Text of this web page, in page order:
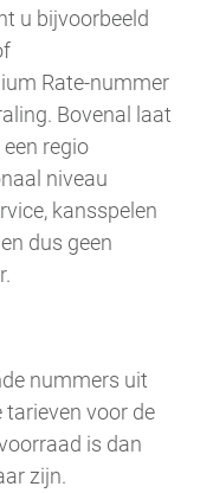
u bijvoorbeeld
Rate-nummer
Bovenal laat
regio
niveau
kansspelen
dus geen
nummers uit
tarieven voor de
is dan
zijn.